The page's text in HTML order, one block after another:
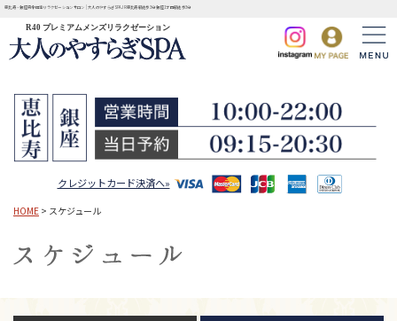
恵比寿・銀座完全個室リラクゼーションサロン | 大人のやすらぎSPA JR恵比寿駅徒歩3分 銀座1丁目駅徒歩3分
R40 プレミアムメンズリラクゼーション
クレジットカード決済へ»
HOME > スケジュール